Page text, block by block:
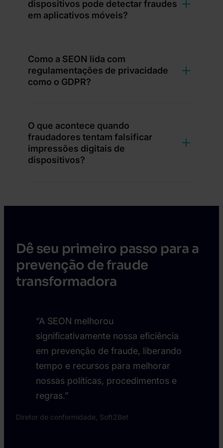
dispositivos pode detectar fraudes
em aplicativos móveis?
Como a SEON lida com
regulamentações de privacidade
como o GDPR?
O que acontece quando
fraudadores tentam falsificar
impressões digitais de
dispositivos?
Dê seu primeiro passo para a
prevenção de fraude
transformadora
“A SEON melhorou
significativamente nossa eficiência
em prevenção de fraude, liberando
tempo e recursos para melhorar
nossas políticas, procedimentos e
regras.”
Diretor de conformidade, Soft2Bet